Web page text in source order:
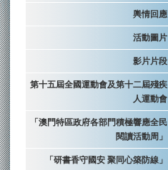
輿情回應
活動圖片
影片片段
第十五屆全國運動會及第十二屆殘疾
人運動會
「澳門特區政府各部門積極響應全民
閱讀活動周」
「研書香守國安 聚同心築防線」